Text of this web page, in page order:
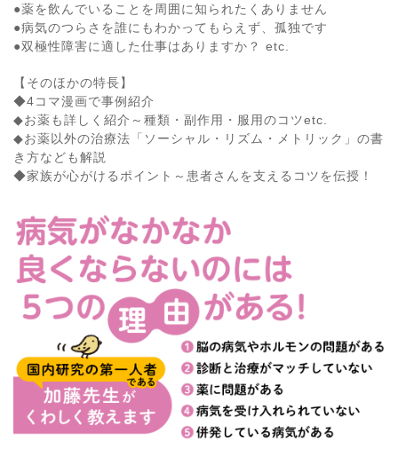
●薬を飲んでいることを周囲に知られたくありません
●病気のつらさを誰にもわかってもらえず、孤独です
●双極性障害に適した仕事はありますか？ etc.
【そのほかの特長】
◆4コマ漫画で事例紹介
◆お薬も詳しく紹介～種類・副作用・服用のコツetc.
◆お薬以外の治療法「ソーシャル・リズム・メトリック」の書
き方なども解説
◆家族が心がけるポイント～患者さんを支えるコツを伝授！